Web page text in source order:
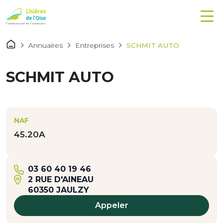
Annuaires Entreprises SCHMIT AUTO
SCHMIT AUTO
NAF
45.20A
03 60 40 19 46
2 RUE D'AINEAU
60350 JAULZY
Appeler